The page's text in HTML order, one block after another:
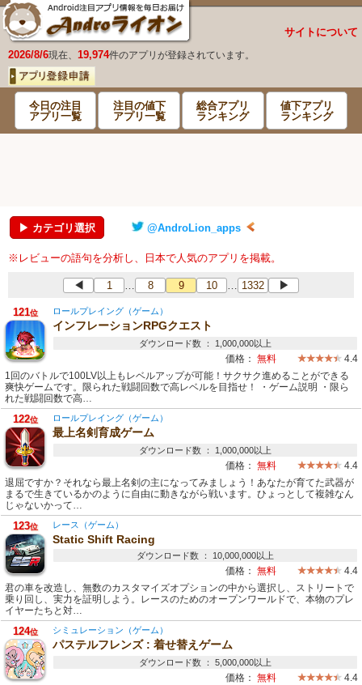
サイトについて
2026/8/6現在、 19,974件のアプリが登録されています。
今日の注目
アプリ一覧
注目の値下
アプリ一覧
総合アプリ
ランキング
値下アプリ
ランキング
▶ カテゴリ選択 @AndroLion_apps
※レビューの語句を分析し、日本で人気のアプリを掲載。
◀ 1 … 8 9 10 … 1332 ▶
121位 ロールプレイング（ゲーム）
インフレーションRPGクエスト
ダウンロード数 ： 1,000,000以上
価格： 無料
4.4
1回のバトルで100LV以上もレベルアップが可能！サクサク進めることができる
爽快ゲームです。限られた戦闘回数で高レベルを目指せ！ ・ゲーム説明 ・限ら
れた戦闘回数で高…
122位 ロールプレイング（ゲーム）
最上名剣育成ゲーム
ダウンロード数 ： 1,000,000以上
価格： 無料
4.4
退屈ですか？それなら最上名剣の主になってみましょう！あなたが育てた武器が
まるで生きているかのように自由に動きながら戦います。ひょっとして複雑なん
じゃないかって…
123位 レース（ゲーム）
Static Shift Racing
ダウンロード数 ： 10,000,000以上
価格： 無料
4.4
君の車を改造し、無数のカスタマイズオプションの中から選択し、ストリートで
乗り回し、実力を証明しよう。レースのためのオープンワールドで、本物のプレ
イヤーたちと対…
124位 シミュレーション（ゲーム）
パステルフレンズ : 着せ替えゲーム
ダウンロード数 ： 5,000,000以上
価格： 無料
4.4